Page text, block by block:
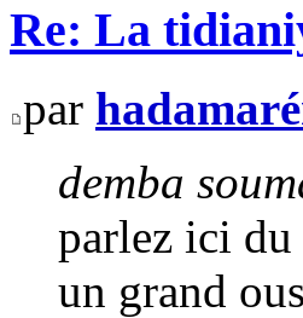
Re: La
par
demba
parlez ici
un grand